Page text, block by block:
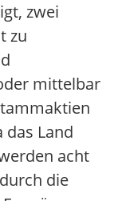
zwei
zu
mittelbar
das Land
acht
die